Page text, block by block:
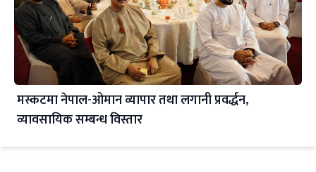
मस्कटमा नेपाल-ओमान व्यापार तथा लगानी प्रवर्द्धन,
व्यावसायिक सम्बन्ध विस्तार